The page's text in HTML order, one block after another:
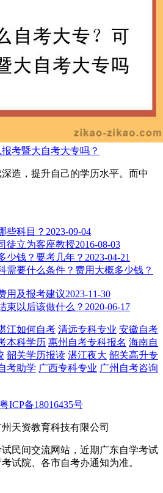
考暨大自考大专吗？
造，提升自己的学历水平。而中
些科目？ 2023-09-04
徒立为客座教授2016-08-03
少钱？要考几年？ 2023-04-21
需要什么条件？费用大概多少钱？
用及报考建议2023-11-30
束以后该做什么？ 2020-06-17
江如何自考 清远专科专业 安徽自考
本科学历 惠州自考专科报名 海南自
韶关学历报读 湛江夜大 韶关高升专
考助学 广西专科专业 广州自考咨询
粤ICP备18016435号
天资教育科技有限公司
民间交流网站，近期广东自学考试
试院、各市自考办通知为准。